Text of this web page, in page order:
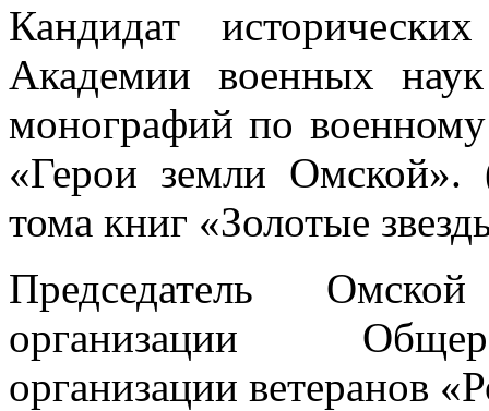
Кандидат
Академии военных
монографий по военному
«Герои земли
тома книг «Золотые
Председатель
организации
организации ветеранов